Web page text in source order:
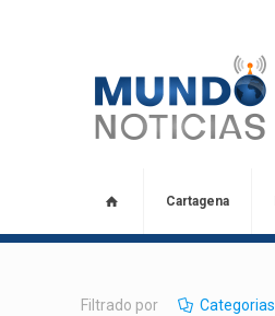
Cartagena
Filtrado por Categorias